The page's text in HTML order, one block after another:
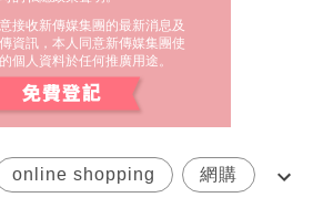
接收新傳媒集團的最新消息及
資訊，本人同意新傳媒集團使
個人資料於任何推廣用途。
online shopping 網購